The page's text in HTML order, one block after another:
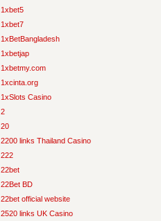
1xbet5
1xbet7
1xBetBangladesh
1xbetjap
1xbetmy.com
1xcinta.org
1xSlots Casino
2
20
2200 links Thailand Casino
222
22bet
22Bet BD
22bet official website
2520 links UK Casino